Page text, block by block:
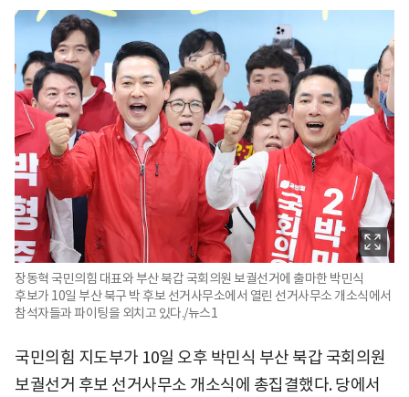
장동혁 국민의힘 대표와 부산 북갑 국회의원 보궐선거에 출마한 박민식
후보가 10일 부산 북구 박 후보 선거사무소에서 열린 선거사무소 개소식에서
참석자들과 파이팅을 외치고 있다./뉴스1
국민의힘 지도부가 10일 오후 박민식 부산 북갑 국회의원
보궐선거 후보 선거사무소 개소식에 총집결했다. 당에서